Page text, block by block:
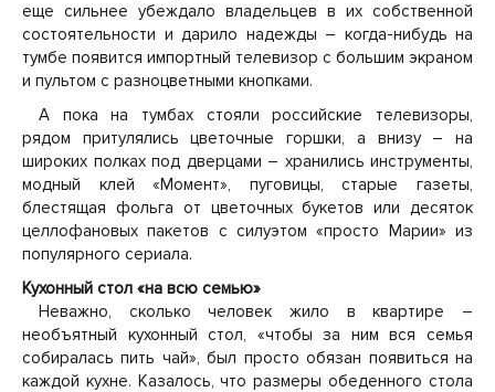
еще сильнее убеждало владельцев в их собственной
состоятельности и дарило надежды – когда-нибудь на
тумбе появится импортный телевизор с большим экраном
и пультом с разноцветными кнопками.
А пока на тумбах стояли российские телевизоры,
рядом притулялись цветочные горшки, а внизу – на
широких полках под дверцами – хранились инструменты,
модный клей «Момент», пуговицы, старые газеты,
блестящая фольга от цветочных букетов или десяток
целлофановых пакетов с силуэтом «просто Марии» из
популярного сериала.
Кухонный стол «на всю семью»
Неважно, сколько человек жило в квартире –
необъятный кухонный стол, «чтобы за ним вся семья
собиралась пить чай», был просто обязан появиться на
каждой кухне. Казалось, что размеры обеденного стола